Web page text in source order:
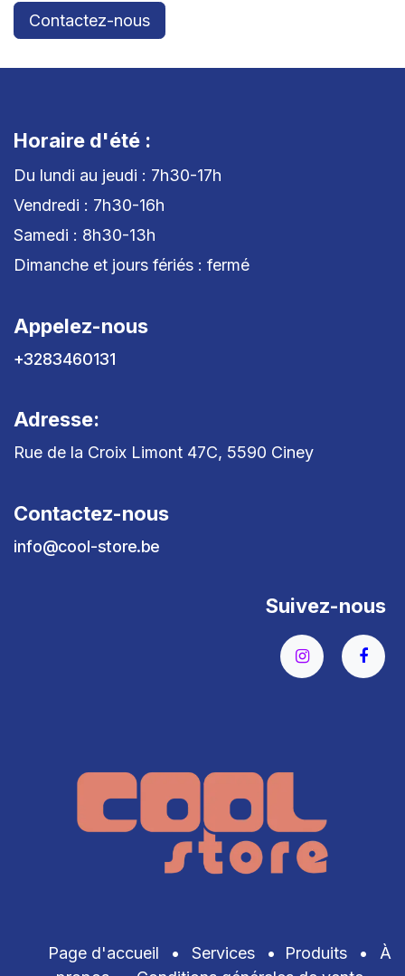
Contactez-nous
Horaire d'été :
Du lundi au jeudi : 7h30-17h
Vendredi : 7h30-16h
Samedi : 8h30-13h
Dimanche et jours fériés : fermé
Appelez-nous
+3283460131
Adresse:
Rue de la Croix Limont 47C, 5590 Ciney
Contactez-nous
info@cool-store.be
Suivez-nous
Page d'accueil • Services • Produits •
À